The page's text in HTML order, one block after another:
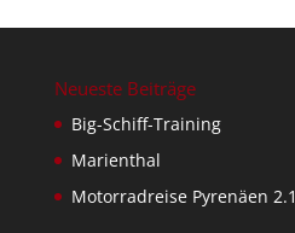
Neueste Beiträge
Big-Schiff-Training
Marienthal
Motorradreise Pyrenäen 2.1